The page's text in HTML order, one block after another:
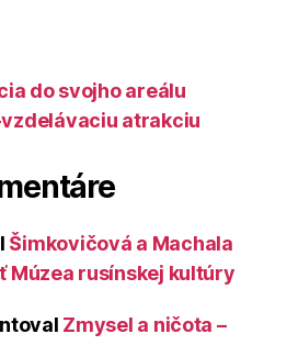
do svojho areálu
atrakciu
Šimkovičová a Machala
Múzea rusínskej kultúry
Zmysel a ničota –